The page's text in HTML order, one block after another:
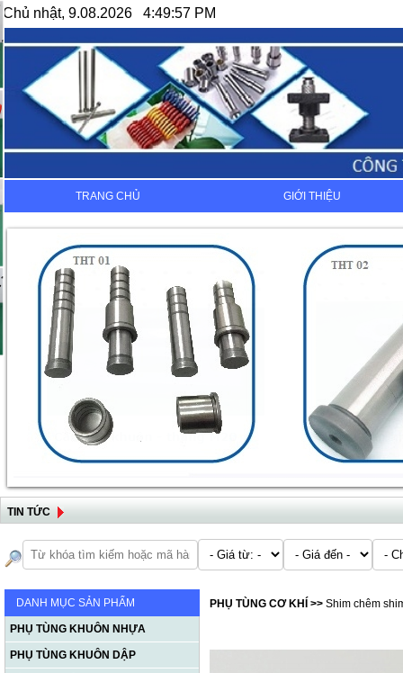
Chủ nhật, 9.08.2026 4:49:57 PM
TRANG CHỦ GIỚI THIỆU
TIN TỨC
DANH MỤC SẢN PHẨM
PHỤ TÙNG KHUÔN NHỰA
PHỤ TÙNG KHUÔN DẬP
PHỤ TÙNG CƠ KHÍ >> Shim chêm